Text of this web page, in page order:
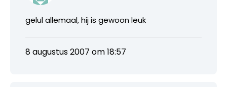
gelul allemaal, hij is gewoon leuk
8 augustus 2007 om 18:57